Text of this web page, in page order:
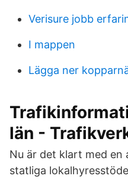
Verisure jobb
I mappen
Lägga ner
län -
Nu är det klart med
statliga